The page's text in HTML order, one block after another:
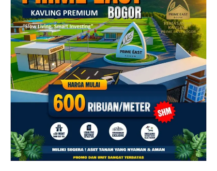
–
Tanah
Kavling
Villa
Dekat
Exit
Tol
Sentul